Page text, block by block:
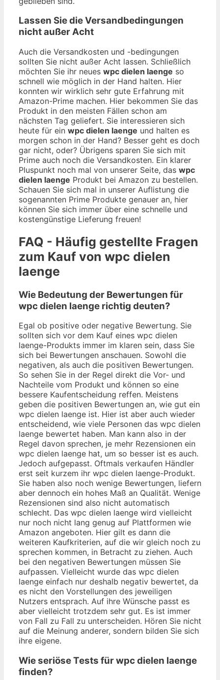
Lassen Sie die Versandbedingungen
nicht außer Acht
Auch die Versandkosten und -bedingungen
sollten Sie nicht außer Acht lassen. Schließlich
möchten Sie ihr neues wpc dielen laenge so
schnell wie möglich in der Hand halten. Hier
konnten wir wirklich sehr gute Erfahrung mit
Amazon-Prime machen. Hier bekommen Sie das
Produkt in den meisten Fällen schon am
nächsten Tag geliefert. Sie interessieren sich
heute für ein wpc dielen laenge und halten es
morgen schon in der Hand? Besser geht es doch
gar nicht, oder? Übrigens sparen Sie sich mit
Prime auch noch die Versandkosten. Ein klarer
Pluspunkt noch mal von unserer Seite, das wpc
dielen laenge Produkt bei Amazon zu bestellen.
Schauen Sie sich mal in unserer Auflistung die
sogenannten Prime Produkte genauer an, hier
können Sie sich immer über eine schnelle und
kostengünstige Lieferung freuen!
FAQ - Häufig gestellte Fragen
zum Kauf von wpc dielen
laenge
Wie Bedeutung der Bewertungen für
wpc dielen laenge richtig deuten?
Egal ob positive oder negative Bewertung. Sie
sollten sich vor dem Kauf eines wpc dielen
laenge-Produkts immer im klaren sein, dass Sie
sich bei Bewertungen anschauen. Sowohl die
negativen, als auch die positiven Bewertungen.
So sehen Sie in der Regel direkt die Vor- und
Nachteile vom Produkt und können so eine
bessere Kaufentscheidung reffen. Meistens
geben die positiven Bewertungen an, wie gut ein
wpc dielen laenge ist. Hier ist aber auch wieder
entscheidend, wie viele Personen das wpc dielen
laenge bewertet haben. Man kann also in der
Regel davon sprechen, je mehr Rezensionen ein
wpc dielen laenge hat, um so besser ist es auch.
Jedoch aufgepasst. Oftmals verkaufen Händler
erst seit kurzem ihr wpc dielen laenge-Produkt.
Sie haben also noch wenige Bewertungen, liefern
aber dennoch ein hohes Maß an Qualität. Wenige
Rezensionen sind also nicht automatisch
schlecht. Das wpc dielen laenge wird vielleicht
nur noch nicht lang genug auf Plattformen wie
Amazon angeboten. Hier gilt es dann die
weiteren Kaufkriterien, auf die wir gleich noch zu
sprechen kommen, in Betracht zu ziehen. Auch
bei den negativen Bewertungen müssen Sie
aufpassen. Vielleicht wurde das wpc dielen
laenge einfach nur deshalb negativ bewertet, da
es nicht den Vorstellungen des jeweiligen
Nutzers entsprach. Auf ihre Wünsche passt es
aber vielleicht trotzdem sehr gut. Es ist immer
von Fall zu Fall zu unterscheiden. Hören Sie nicht
auf die Meinung anderer, sondern bilden Sie sich
ihre eigene.
Wie seriöse Tests für wpc dielen laenge
finden?